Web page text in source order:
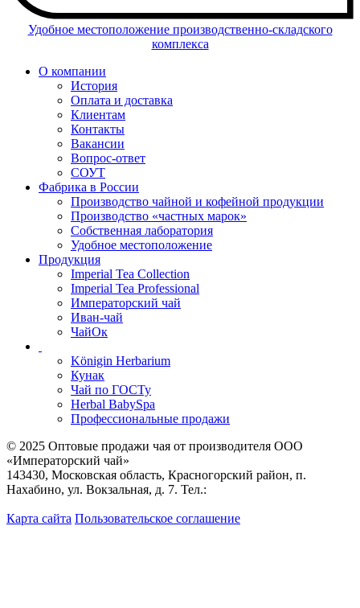
Удобное местоположение производственно-складского
комплекса
О компании
История
Оплата и доставка
Клиентам
Контакты
Вакансии
Вопрос-ответ
СОУТ
Фабрика в России
Производство чайной и кофейной продукции
Производство «частных марок»
Собственная лаборатория
Удобное местоположение
Продукция
Imperial Tea Collection
Imperial Tea Professional
Императорский чай
Иван-чай
ЧайОк
Königin Herbarium
Кунак
Чай по ГОСТу
Herbal BabySpa
Профессиональные продажи
© 2025 Оптовые продажи чая от производителя OOO
«Императорский чай»
143430, Московская область, Красногорский район, п.
Нахабино, ул. Вокзальная, д. 7. Тел.:
Карта сайта Пользовательское соглашение